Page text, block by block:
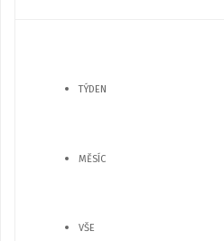
TÝDEN
MĚSÍC
VŠE